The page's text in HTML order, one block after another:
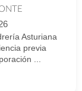
Asturiana
previa
...